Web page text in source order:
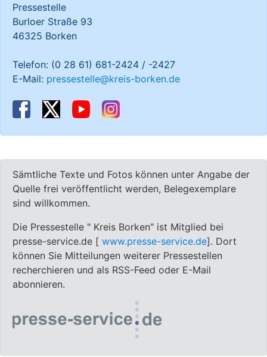
Pressestelle
Burloer Straße 93
46325 Borken
Telefon: (0 28 61) 681-2424 / -2427
E-Mail: pressestelle@kreis-borken.de
Sämtliche Texte und Fotos können unter Angabe der
Quelle frei veröffentlicht werden, Belegexemplare
sind willkommen.
Die Pressestelle " Kreis Borken" ist Mitglied bei
presse-service.de [ www.presse-service.de]. Dort
können Sie Mitteilungen weiterer Pressestellen
recherchieren und als RSS-Feed oder E-Mail
abonnieren.